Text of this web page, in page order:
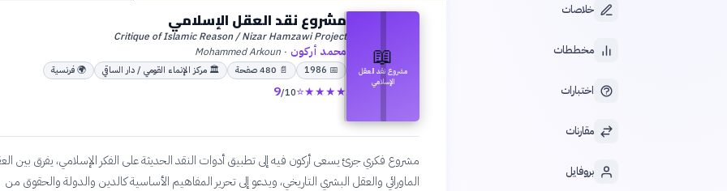
خلاصات
مخططات
اختبارات
مقارنات
بروفايل
📖
مشروع نقد العقل
الإسلامي
مشروع نقد العقل الإسلامي
Critique of Islamic Reason / Nizar Hamzawi Project
محمد أركون ·
Mohammed Arkoun
📅
1986
📄
480صفحة 🏛 مركز الإنماء القومي / دار الساقي 🌍فرنسية
★
★
★
★
⭐
9/10
مشروع فكري جرئ يسعى أركون فيه إلى تطبيق أدوات النقد الحديثة على الفكر الإسلامي، يفرق بين
الماورائي والعقل البشري التاريخي، ويدعو إلى تحرير المفاهيم الأساسية كالدين والدولة والحقوق من